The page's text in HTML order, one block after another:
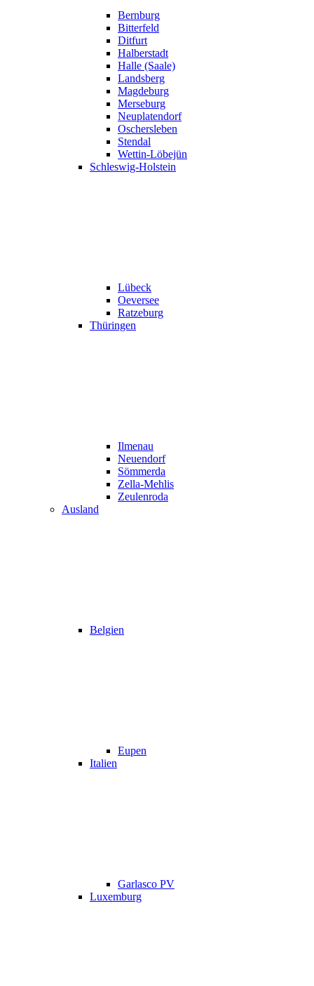
Bernburg
Bitterfeld
Ditfurt
Halberstadt
Halle (Saale)
Landsberg
Magdeburg
Merseburg
Neuplatendorf
Oschersleben
Stendal
Wettin-Löbejün
Schleswig-Holstein
Lübeck
Oeversee
Ratzeburg
Thüringen
Ilmenau
Neuendorf
Sömmerda
Zella-Mehlis
Zeulenroda
Ausland
Belgien
Eupen
Italien
Garlasco PV
Luxemburg